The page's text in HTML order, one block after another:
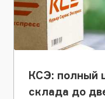
КСЭ: полный
склада до